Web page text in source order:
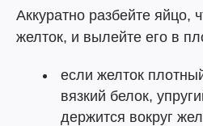
Аккуратно разбейте яйцо,
желток, и вылейте его в
если желток
вязкий белок,
держится вокруг